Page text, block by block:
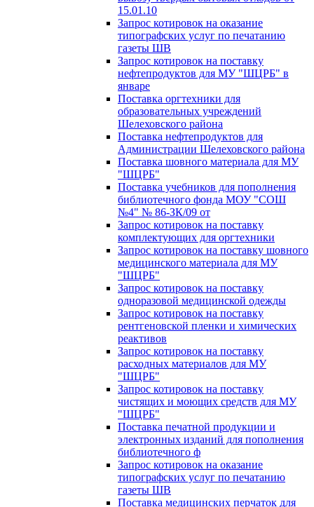
15.01.10
Запрос котировок на оказание
типографских услуг по печатанию
газеты ШВ
Запрос котировок на поставку
нефтепродуктов для МУ "ШЦРБ" в
январе
Поставка оргтехники для
образовательных учреждений
Шелеховского района
Поставка нефтепродуктов для
Администрации Шелеховского района
Поставка шовного материала для МУ
"ШЦРБ"
Поставка учебников для пополнения
библиотечного фонда МОУ "СОШ
№4" № 86-ЗК/09 от
Запрос котировок на поставку
комплектующих для оргтехники
Запрос котировок на поставку шовного
медицинского материала для МУ
"ШЦРБ"
Запрос котировок на поставку
одноразовой медицинской одежды
Запрос котировок на поставку
рентгеновской пленки и химических
реактивов
Запрос котировок на поставку
расходных материалов для МУ
"ШЦРБ"
Запрос котировок на поставку
чистящих и моющих средств для МУ
"ШЦРБ"
Поставка печатной продукции и
электронных изданий для пополнения
библиотечного ф
Запрос котировок на оказание
типографских услуг по печатанию
газеты ШВ
Поставка медицинских перчаток для